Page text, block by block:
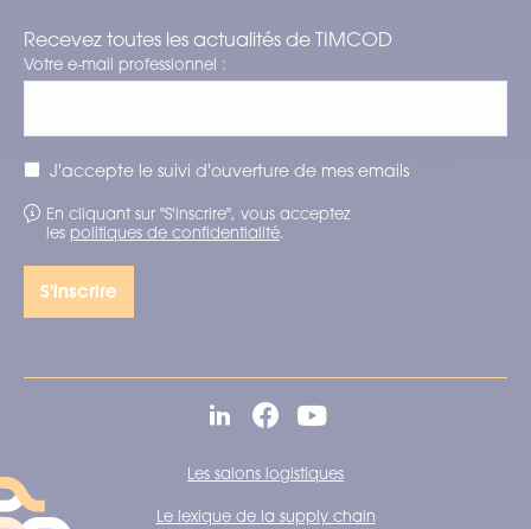
Recevez toutes les actualités de TIMCOD
Votre e-mail professionnel :
J'accepte le suivi d'ouverture de mes emails
En cliquant sur "S'inscrire", vous acceptez
les politiques de confidentialité.
Les salons logistiques
Le lexique de la supply chain